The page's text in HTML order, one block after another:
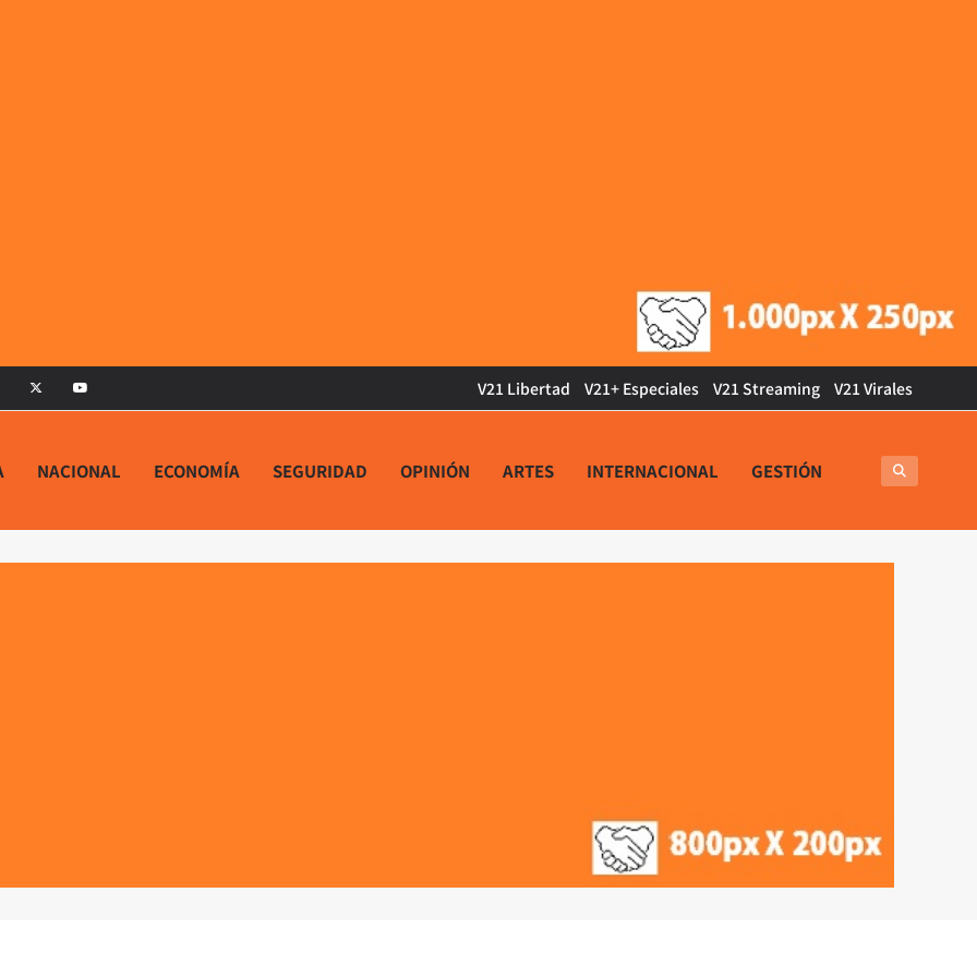
V21 Libertad V21+ Especiales V21 Streaming V21 Virales
NACIONAL ECONOMÍA SEGURIDAD OPINIÓN ARTES INTERNACIONAL GESTIÓN